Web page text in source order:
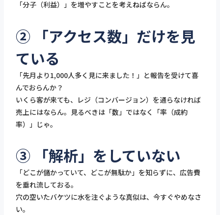
「分子（利益）」を増やすことを考えねばならん。
② 「アクセス数」だけを見
ている
「先月より1,000人多く見に来ました！」と報告を受けて喜
んでおらんか？
いくら客が来ても、レジ（コンバージョン）を通らなければ
売上にはならん。見るべきは「数」ではなく「率（成約
率）」じゃ。
③ 「解析」をしていない
「どこが儲かっていて、どこが無駄か」を知らずに、広告費
を垂れ流しておる。
穴の空いたバケツに水を注ぐような真似は、今すぐやめなさ
い。